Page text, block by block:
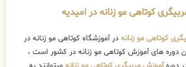
کوتاهی مو زنانه در امیدیه
کوتاهی مو زنانه در آموزشگاه کوتاهی مو زنانه در
دوره های آموزش کوتاهی مو زنانه در کشور است ،